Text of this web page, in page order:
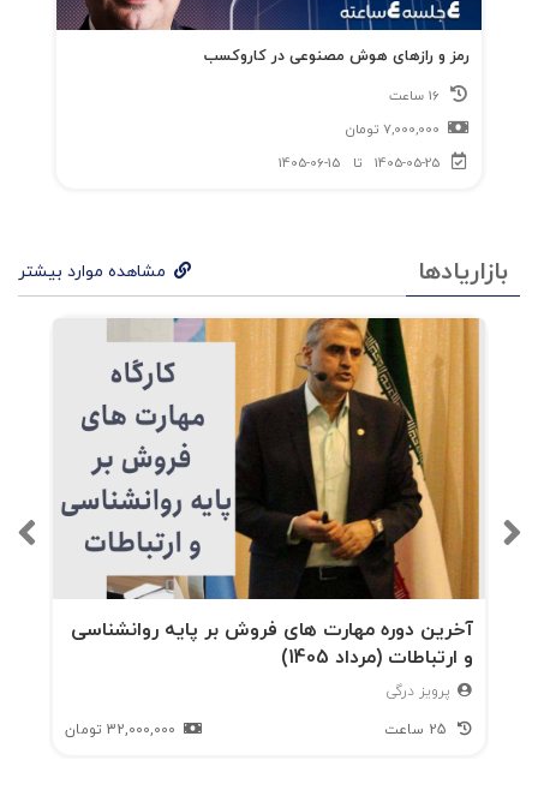
قدرانی کانسپت ها
تحولات تیمی
آزمونهای انیاگرام
بخش دوم: رهبری تیمهای با پرفورمنس عالی
رمز و رازهای هوش مصنوعی در کاروکسب
7,000,000 تومان
1405-05-25
تا 1405-06-15
بازاریادها مشاهده موارد بیشتر
آخرین دوره مهارت های فروش بر پایه روانشناسی
و ارتباطات (مرداد 1405)
پرویز درگی
32,000,000 تومان